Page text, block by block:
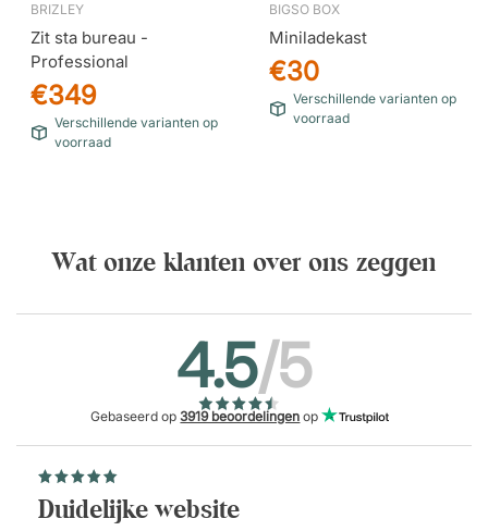
BRIZLEY
Zit sta bureau -
Professional
€349
Verschillende varianten op
voorraad
BIGSO BOX
Miniladekast
€30
Verschillende varianten op
voorraad
Wat onze klanten over ons zeggen
4.5/5
Gebaseerd op3919 beoordelingen op
Duidelijke website